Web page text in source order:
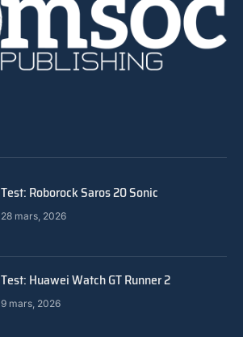
Test: Roborock Saros 20 Sonic
28 mars, 2026
Test: Huawei Watch GT Runner 2
9 mars, 2026